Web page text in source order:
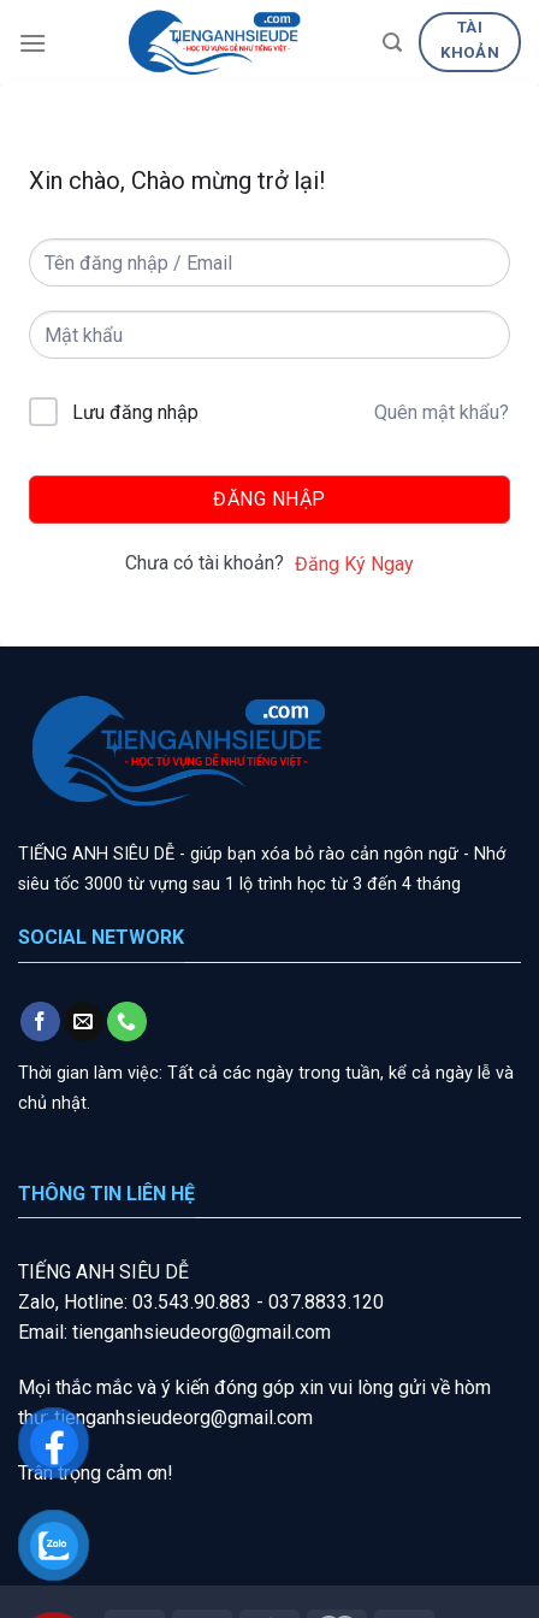
TÀI
KHOẢN
Xin chào, Chào mừng trở lại!
Lưu đăng nhập Quên mật khẩu?
ĐĂNG NHẬP
Chưa có tài khoản? Đăng Ký Ngay
TIẾNG ANH SIÊU DỄ - giúp bạn xóa bỏ rào cản ngôn ngữ - Nhớ
siêu tốc 3000 từ vựng sau 1 lộ trình học từ 3 đến 4 tháng
SOCIAL NETWORK
Thời gian làm việc: Tất cả các ngày trong tuần, kể cả ngày lễ và
chủ nhật.
THÔNG TIN LIÊN HỆ
T IẾNG ANH SIÊU DỄ
Zalo, Hotline: 03.543.90.883 - 037.8833.120
Email: tienganhsieudeorg@gmail.com
Mọi thắc mắc và ý kiến đóng góp xin vui lòng gửi về hòm
thư:tienganhsieudeorg@gmail .com
Trân trọng cảm ơn!